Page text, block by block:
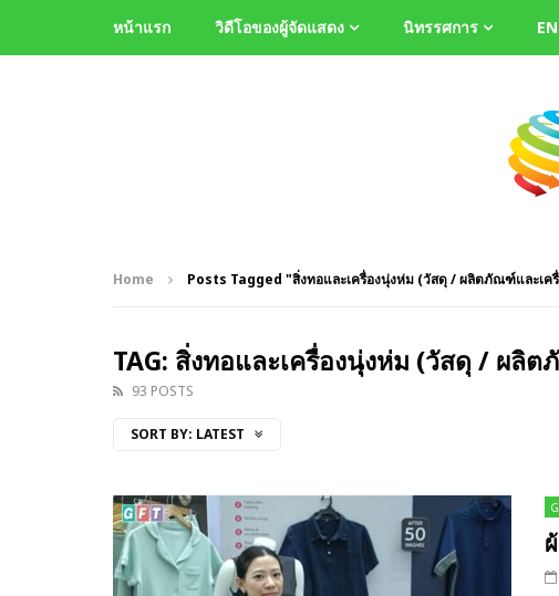
หน้าแรก วิดีโอของผู้จัดแสดง นิทรรศการ EN
Home Posts Tagged "สิ่งทอและเครื่องนุ่งห่ม (วัสดุ / ผลิตภัณฑ์และเค
TAG: สิ่งทอและเครื่องนุ่งห่ม (วัสดุ / ผลิ
93 POSTS
SORT BY: LATEST